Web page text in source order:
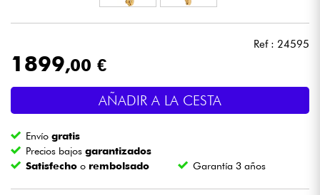
Sistemas de Sonido
Batería y percusión
Ref : 24595
1899,00 €
AÑADIR A LA CESTA
Envíogratis
Precios bajosgarantizados
Satisfecho o rembolsado Garantía 3 años